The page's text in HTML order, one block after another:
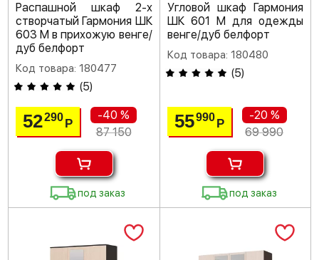
Распашной шкаф 2-х
створчатый Гармония ШК
603 М в прихожую венге/
дуб белфорт
Код товара: 180477
(5)
52290Р
-40 %
87 150
под заказ
Угловой шкаф Гармония
ШК 601 М для одежды
венге/дуб белфорт
Код товара: 180480
(5)
55990 Р
-20 %
69 990
под заказ